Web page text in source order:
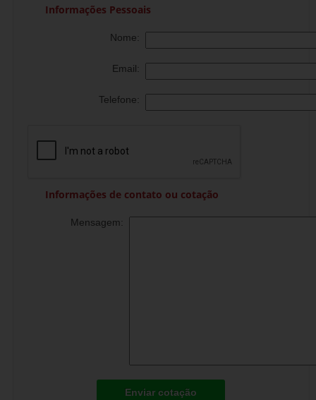
Informações Pessoais
Nome:
Email:
Telefone:
Informações de contato ou cotação
Mensagem:
Enviar cotação